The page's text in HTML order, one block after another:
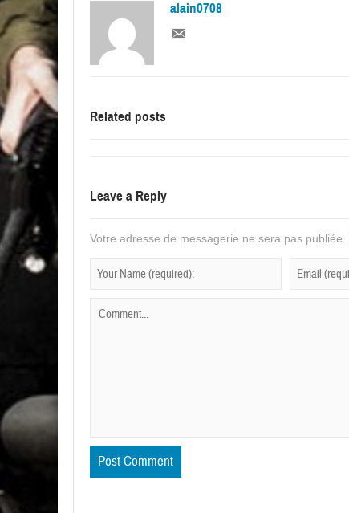
alain0708
Related posts
Leave a Reply
Votre adresse de messagerie ne sera pas publiée.